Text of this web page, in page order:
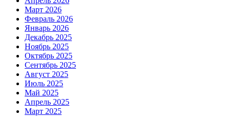
Март 2026
Февраль 2026
Январь 2026
Декабрь 2025
Ноябрь 2025
Октябрь 2025
Сентябрь 2025
Август 2025
Июль 2025
Май 2025
Апрель 2025
Март 2025